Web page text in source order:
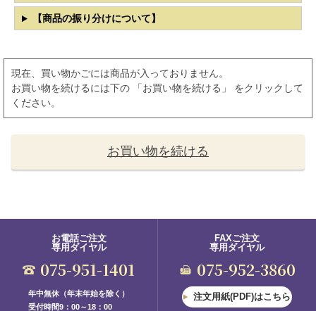
【商品の振り分けについて】
現在、買い物かごには商品が入っておりません。
お買い物を続けるには下の 「お買い物を続ける」 をクリックして
ください。
お買い物を続ける
お電話ご注文
専用ダイヤル
075-951-1401
年中無休（年末年始を除く）
受付時間9：00～18：00
FAXご注文
専用ダイヤル
075-952-3860
注文用紙(PDF)はこちら